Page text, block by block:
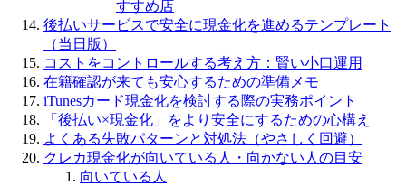
すすめ店
後払いサービスで安全に現金化を進めるテンプレート
（当日版）
コストをコントロールする考え方：賢い小口運用
在籍確認が来ても安心するための準備メモ
iTunesカード現金化を検討する際の実務ポイント
「後払い×現金化」をより安全にするための心構え
よくある失敗パターンと対処法（やさしく回避）
クレカ現金化が向いている人・向かない人の目安
向いている人